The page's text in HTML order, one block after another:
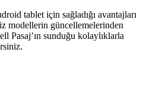
tablet için sağladığı avantajları
modellerin güncellemelerinden
Pasaj’ın sunduğu kolaylıklarla